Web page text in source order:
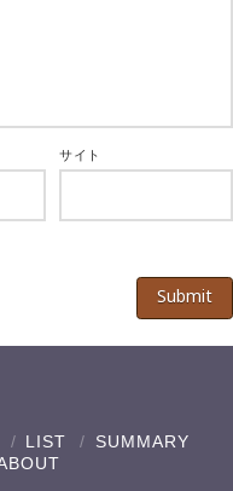
サイト
LIST
SUMMARY